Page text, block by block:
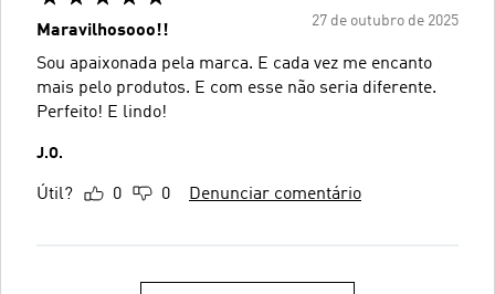
27 de outubro de 2025
Maravilhosooo!!
Sou apaixonada pela marca. E cada vez me encanto
mais pelo produtos. E com esse não seria diferente.
Perfeito! E lindo!
J.O.
Útil? 0 0 Denunciar comentário